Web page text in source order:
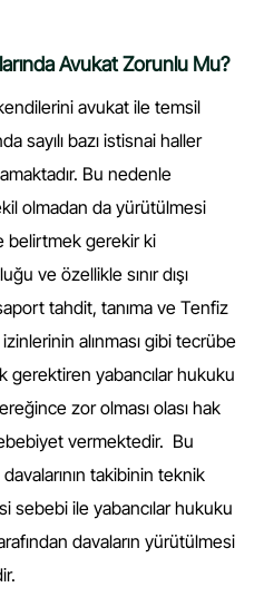
Avukat Zorunlu Mu?
avukat ile temsil
sayılı bazı istisnai haller
Bu nedenle
olmadan da yürütülmesi
belirtmek gerekir ki
ve özellikle sınır dışı
tahdit, tanıma ve Tenfiz
alınması gibi tecrübe
gerektiren yabancılar hukuku
zor olması olası hak
vermektedir. Bu
takibinin teknik
sebebi ile yabancılar hukuku
davaların yürütülmesi